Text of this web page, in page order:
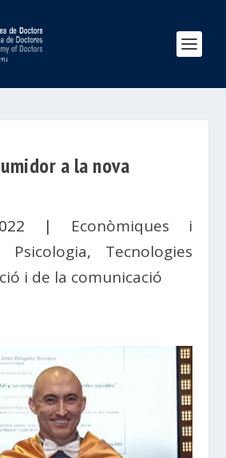
a la nova
| Econòmiques i
Psicologia, Tecnologies
i de la comunicació